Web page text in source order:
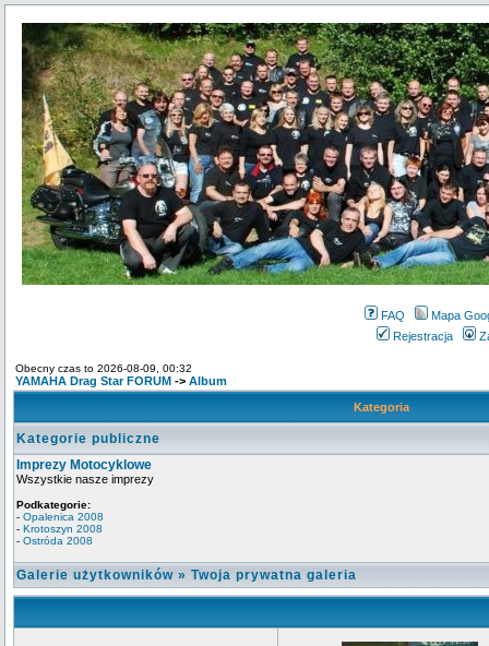
FAQ
Mapa
Rejestracja
Obecny czas to 2026-08-09, 00:32
YAMAHA Drag Star FORUM -> Album
Kategoria
Kategorie publiczne
Imprezy Motocyklowe
Wszystkie nasze imprezy
Podkategorie:
- Opalenica 2008
- Krotoszyn 2008
- Ostróda 2008
Galerie użytkowników » Twoja prywatna galeria